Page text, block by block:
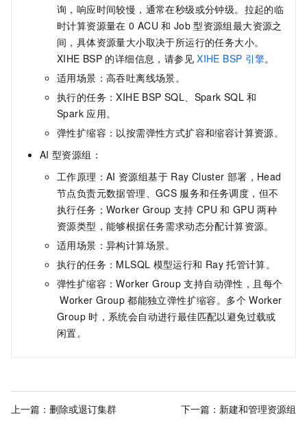
询，响应时间较慢，通常在秒级或分钟级。拉起的临
时计算资源量在 0 ACU 和 Job 型资源组最大资源之
间，具体资源量大小取决于所运行的任务大小。
XIHE BSP 的详细信息，请参见 XIHE BSP 引擎。
适用场景：高吞吐离线场景。
执行的任务：XIHE BSP SQL、Spark SQL 和
Spark 应用。
弹性扩缩容：以按需弹性方式扩容和缩容计算资源。
AI 型资源组：
工作原理：AI 资源组基于 Ray Cluster 部署，Head
节点负责元数据管理、GCS 服务和任务调度，但不
执行任务；Worker Group 支持 CPU 和 GPU 两种
资源类型，能够根据任务需求动态分配计算资源。
适用场景：异构计算场景。
执行的任务：MLSQL 模型运行和 Ray 托管计算。
弹性扩缩容：Worker Group 支持自动弹性，且每个
Worker Group 都能独立弹性扩缩容。多个 Worker
Group 时，系统会自动进行最佳匹配以避免过载或
闲置。
上一篇： 删除或退订集群 下一篇： 新建和管理资源组